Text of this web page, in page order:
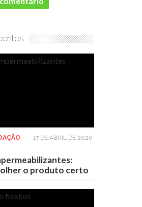
- 17 DE ABRIL DE 2026
o produto certo